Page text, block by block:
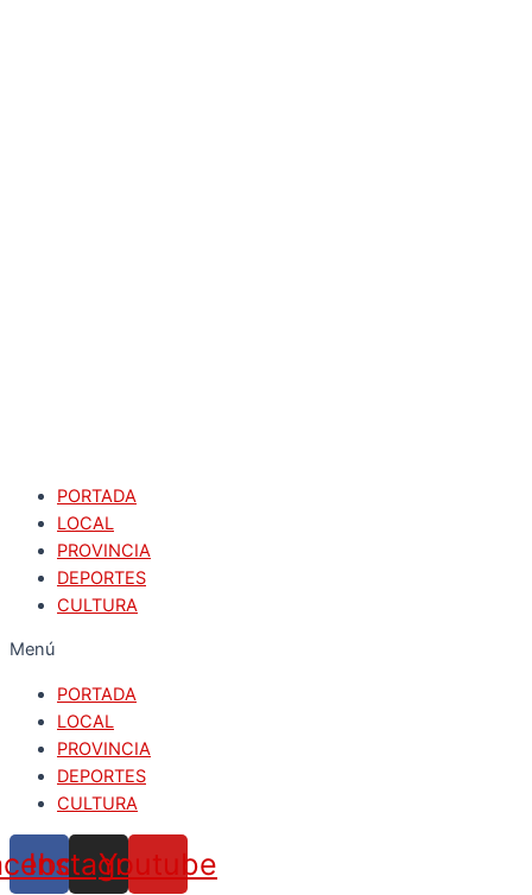
PORTADA
LOCAL
PROVINCIA
DEPORTES
CULTURA
Menú
PORTADA
LOCAL
PROVINCIA
DEPORTES
CULTURA
Instagram
Youtube